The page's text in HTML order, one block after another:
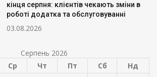
кінця серпня: клієнтів чекають зміни в
роботі додатка та обслуговуванні
03.08.2026
Серпень 2026
Ср Чт Пт Сб Нд